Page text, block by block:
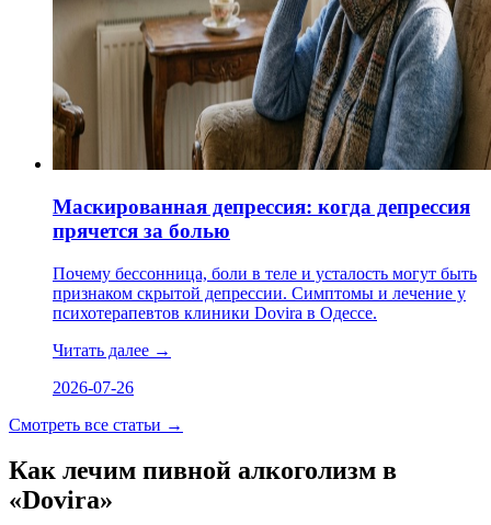
Маскированная депрессия: когда депрессия
прячется за болью
Почему бессонница, боли в теле и усталость могут быть
признаком скрытой депрессии. Симптомы и лечение у
психотерапевтов клиники Dovira в Одессе.
Читать далее →
2026-07-26
Смотреть все статьи →
Как лечим пивной алкоголизм в
«Dovira»